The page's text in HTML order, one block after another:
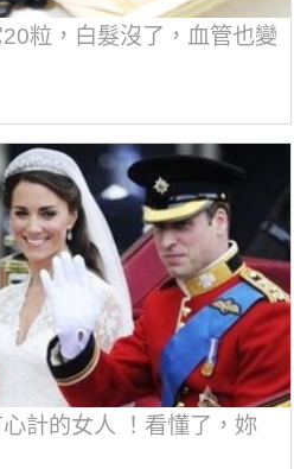
粒，白髮沒了，血管也變
計的女人 ！看懂了，妳